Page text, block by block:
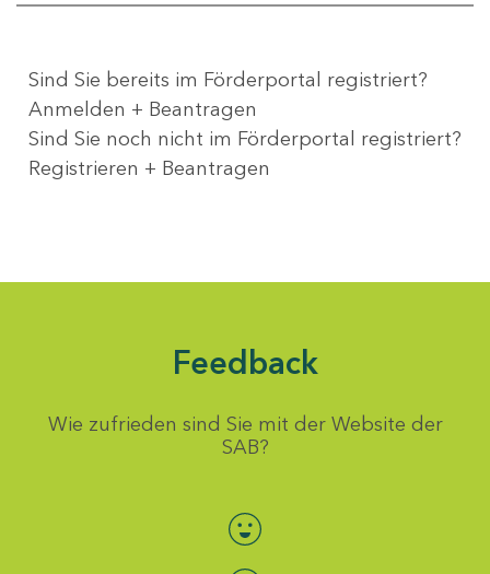
Sind Sie bereits im Förderportal registriert?
Anmelden + Beantragen
Sind Sie noch nicht im Förderportal registriert?
Registrieren + Beantragen
Feedback
Wie zufrieden sind Sie mit der Website der
SAB?
Bewertung auswählen